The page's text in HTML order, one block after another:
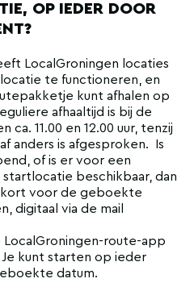
OP IEDER DOOR
LocalGroningen locaties
te functioneren, en
kunt afhalen op
afhaaltijd is bij de
11.00 en 12.00 uur, tenzij
anders is afgesproken. Is
of is er voor een
beschikbaar, dan
voor de geboekte
digitaal via de mail
route-app
kunt starten op ieder
datum.